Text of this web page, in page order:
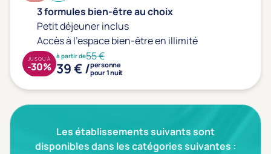
Type de séjour
Thalasso Thermal Spa
(1)
Thématiques bien-être
3 formules bien-être au choix
Petit déjeuner inclus
Accès à l'espace bien-être en illimité
à partir de55 €
39 € /personne
pour 1 nuit
JUSQU'À
-30%
Les établissements suivants sont
disponibles dans les catégories suivantes :